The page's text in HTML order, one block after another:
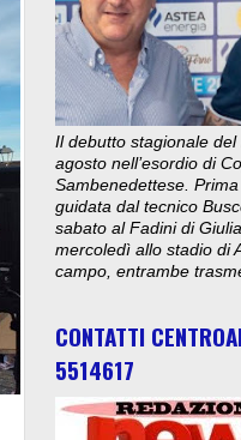
Il debutto stagionale
agosto nell’esordio di
Sambenedettese.
guidata dal tecnico
sabato al Fadini di
mercoledì allo stadio di
campo, entrambe
CONTATTI
5514617